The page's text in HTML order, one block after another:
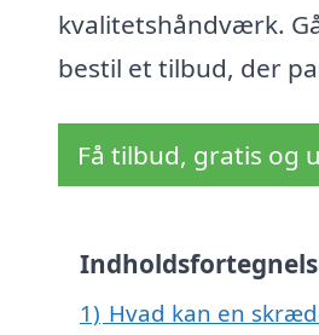
kvalitetshåndværk.
bestil et tilbud, der
Få tilbud, gratis og
1) Hvad kan en